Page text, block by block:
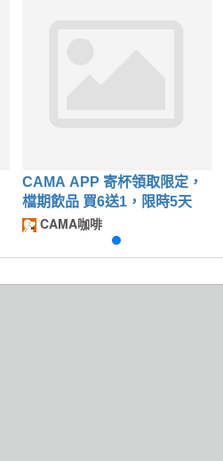
CAMA APP 寄杯領取限定，
檔期飲品 買6送1，限時5天
CAMA咖啡